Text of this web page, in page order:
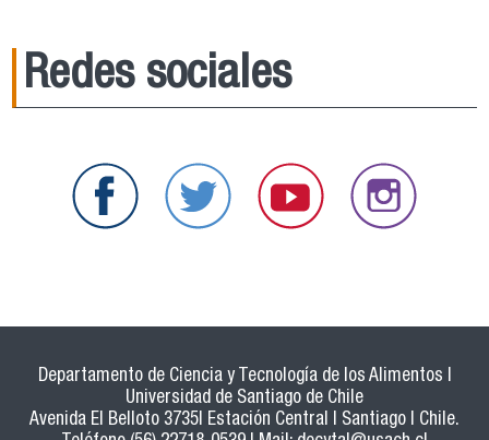
Redes sociales
Departamento de Ciencia y Tecnología de los Alimentos |
Universidad de Santiago de Chile
Avenida El Belloto 3735| Estación Central | Santiago | Chile.